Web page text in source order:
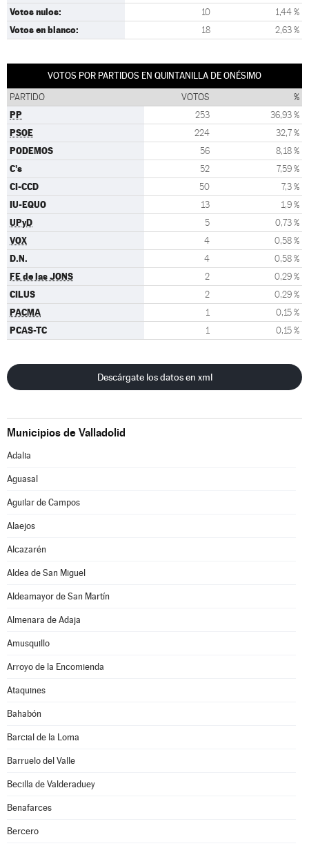
Votos nulos: 10 1,44 %
Votos en blanco: 18 2,63 %
VOTOS POR PARTIDOS EN QUINTANILLA DE ONÉSIMO
PARTIDO VOTOS %
PP 253 36,93 %
PSOE 224 32,7 %
PODEMOS 56 8,18 %
C's 52 7,59 %
CI-CCD 50 7,3 %
IU-EQUO 13 1,9 %
UPyD 5 0,73 %
VOX 4 0,58 %
D.N. 4 0,58 %
FE de las JONS 2 0,29 %
CILUS 2 0,29 %
PACMA 1 0,15 %
PCAS-TC 1 0,15 %
Descárgate los datos en xml
Municipios de Valladolid
Adalia
Aguasal
Aguilar de Campos
Alaejos
Alcazarén
Aldea de San Miguel
Aldeamayor de San Martín
Almenara de Adaja
Amusquillo
Arroyo de la Encomienda
Ataquines
Bahabón
Barcial de la Loma
Barruelo del Valle
Becilla de Valderaduey
Benafarces
Bercero